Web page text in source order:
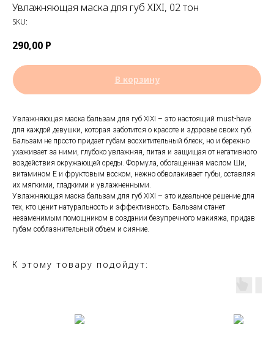
Увлажняющая маска для губ XIXI, 02 тон
SKU:
290,00 Р
В корзину
Увлажняющая маска бальзам для губ XIXI – это настоящий must-have
для каждой девушки, которая заботится о красоте и здоровье своих губ.
Бальзам не просто придает губам восхитительный блеск, но и бережно
ухаживает за ними, глубоко увлажняя, питая и защищая от негативного
воздействия окружающей среды. Формула, обогащенная маслом Ши,
витамином Е и фруктовым воском, нежно обволакивает губы, оставляя
их мягкими, гладкими и увлажненными.
Увлажняющая маска бальзам для губ XIXI – это идеальное решение для
тех, кто ценит натуральность и эффективность. Бальзам станет
незаменимым помощником в создании безупречного макияжа, придав
губам соблазнительный объем и сияние.
К этому товару подойдут: